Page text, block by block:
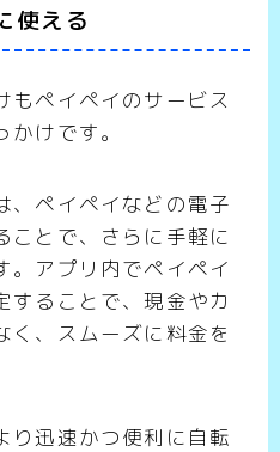
使える
もペイペイのサービス
けです。
、ペイペイなどの電子
ことで、さらに手軽に
。アプリ内でペイペイ
することで、現金やカ
く、スムーズに料金を
り迅速かつ便利に自転